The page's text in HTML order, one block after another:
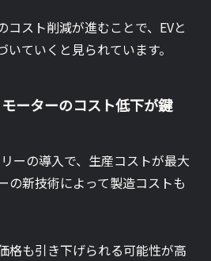
コスト削減が進むことで、EVと
ていくと見られています。
ーターのコスト低下が鍵
ーの導入で、生産コストが最大
の新技術によって製造コストも
格も引き下げられる可能性が高